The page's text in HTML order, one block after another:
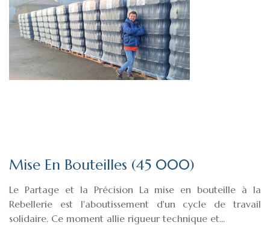
Mise En Bouteilles (45 000)
Le Partage et la Précision La mise en bouteille à la
Rebellerie est l'aboutissement d'un cycle de travail
solidaire. Ce moment allie rigueur technique et...